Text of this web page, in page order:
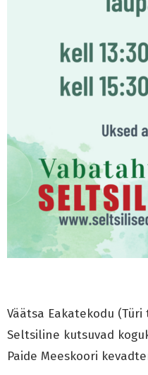
Väätsa Eakatekodu
Seltsiline kutsuvad
Paide Meeskoori